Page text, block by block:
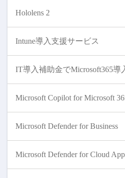
Hololens 2
Intune導入支援サービス
IT導入補助金でMicrosoft365導
Microsoft Copilot for Microsoft
Microsoft Defender for Business
Microsoft Defender for Cloud